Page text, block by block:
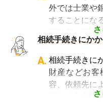
や、相続手続
とが、スムー
めに非常に重
相続費用見積
が可能です。
は 一括見積依
です。相続手
複雑さや手続
や銀行などに
手間もかかり
た煩わしさを
外では士業や
することにな
不動産に関す
籍謄本の収集
手続きを任せ
や節税対策の
やトラブルに
うに状況別に
相続手続きにか
A. 相続手続きに
財産などお客
容、依頼先に
例えば参考価